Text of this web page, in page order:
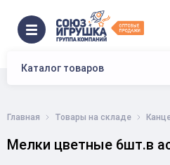
Каталог товаров
Главная Товары на складе
Мелки цветные 6шт.в